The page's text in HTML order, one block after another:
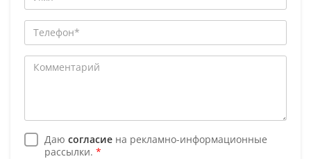
Даю согласие на рекламно-информационные
рассылки. *